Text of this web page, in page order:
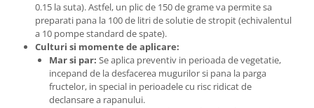
Spray si intretinere
Vinificatie
Lichidare STOC
Produse Bricolaj
Acumulatori si Incarcatoare
0.15 la suta). Astfel, un plic de 150 de grame va permite sa
preparati pana la 100 de litri de solutie de stropit (echivalentul
a 10 pompe standard de spate).
Culturi si momente de aplicare:
Mar si par: Se aplica preventiv in perioada de vegetatie,
incepand de la desfacerea mugurilor si pana la parga
fructelor, in special in perioadele cu risc ridicat de
declansare a rapanului.